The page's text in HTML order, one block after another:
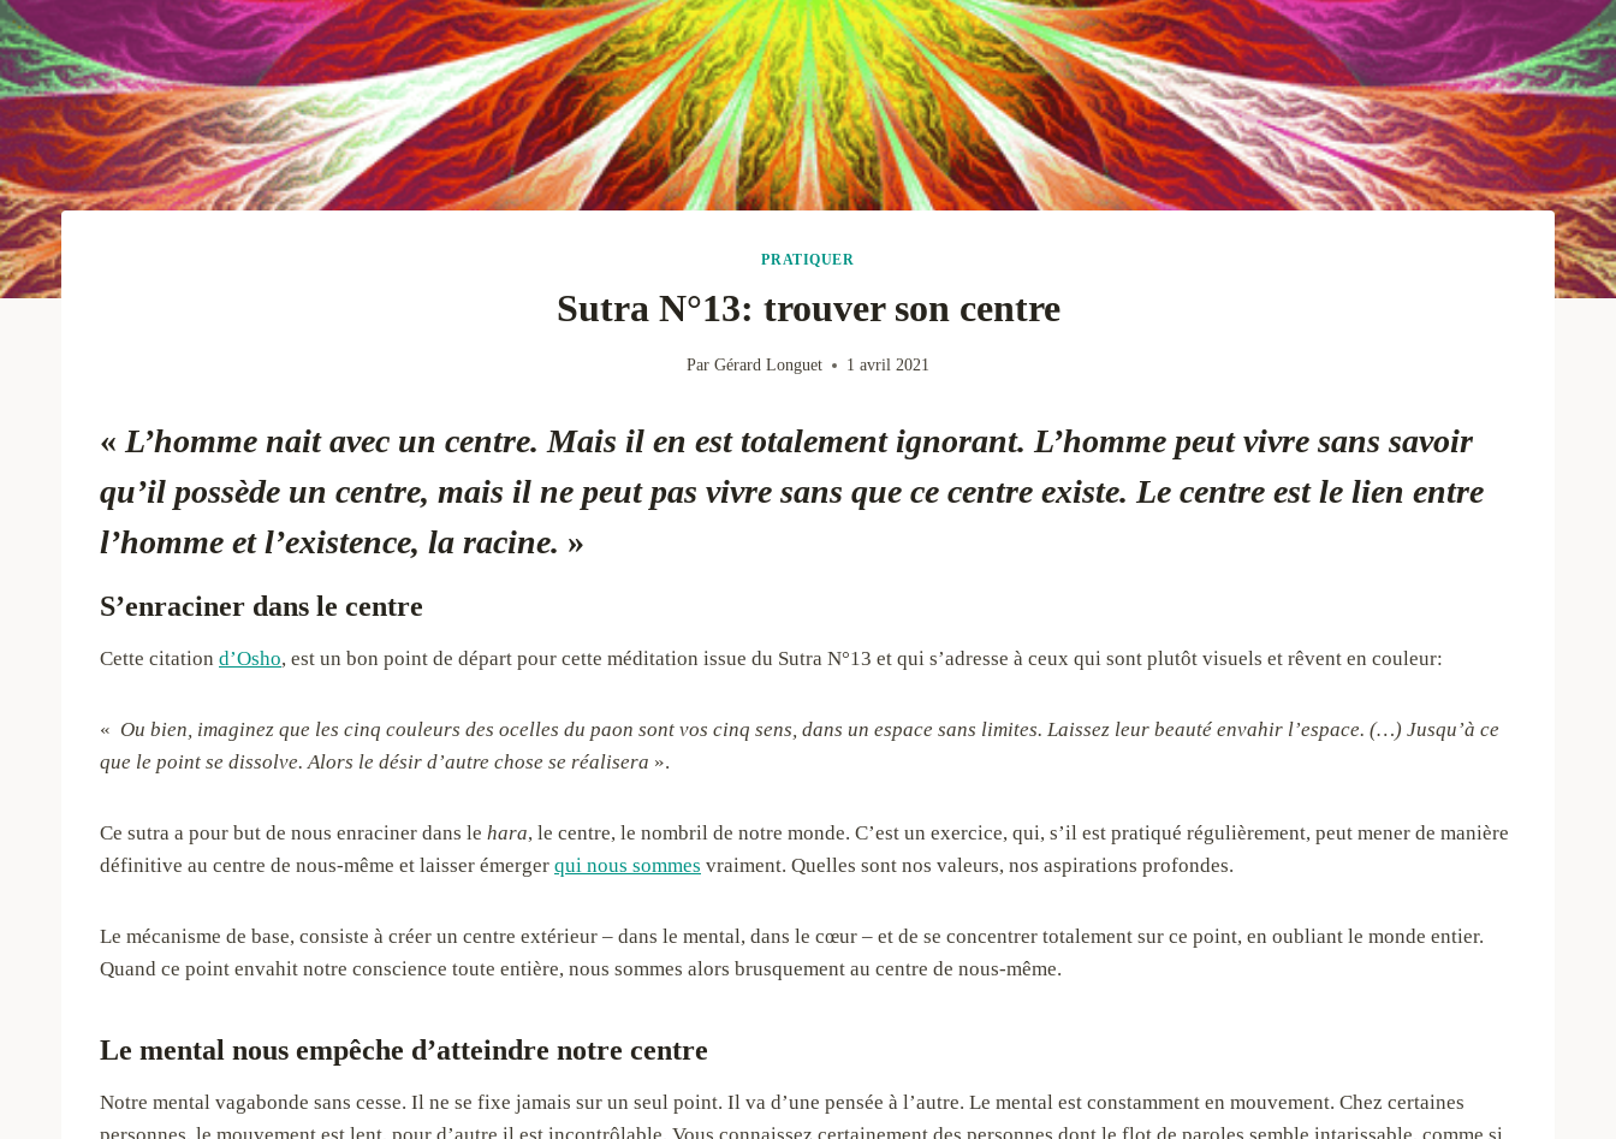
PRATIQUER
Sutra N°13: trouver son centre
Par Gérard Longuet 1 avril 2021
«L’homme nait avec un centre. Mais il en est totalement ignorant. L’homme peut vivre sans savoir
qu’il possède un centre, mais il ne peut pas vivre sans que ce centre existe. Le centre est le lien entre
l’homme et l’existence, la racine. »
S’enraciner dans le centre
Cette citation d’Osho, est un bon point de départ pour cette méditation issue du Sutra N°13 et qui s’adresse à ceux qui sont plutôt visuels et rêvent en couleur:
« Ou bien, imaginez que les cinq couleurs des ocelles du paon sont vos cinq sens, dans un espace sans limites. Laissez leur beauté envahir l’espace. (…) Jusqu’à ce
que le point se dissolve. Alors le désir d’autre chose se réalisera ».
Ce sutra a pour but de nous enraciner dans le hara, le centre, le nombril de notre monde. C’est un exercice, qui, s’il est pratiqué régulièrement, peut mener de manière
définitive au centre de nous-même et laisser émerger qui nous sommes vraiment. Quelles sont nos valeurs, nos aspirations profondes.
Le mécanisme de base, consiste à créer un centre extérieur – dans le mental, dans le cœur – et de se concentrer totalement sur ce point, en oubliant le monde entier.
Quand ce point envahit notre conscience toute entière, nous sommes alors brusquement au centre de nous-même.
Le mental nous empêche d’atteindre notre centre
Notre mental vagabonde sans cesse. Il ne se fixe jamais sur un seul point. Il va d’une pensée à l’autre. Le mental est constamment en mouvement. Chez certaines